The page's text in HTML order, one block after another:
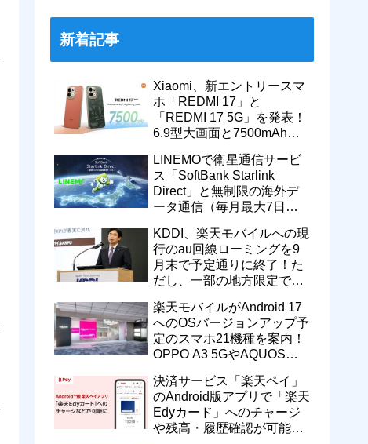
新着記事
Xiaomi、新エントリースマ
ホ「REDMI 17」と
「REDMI 17 5G」を発表！
6.9型大画面と7500mAhバ
でも発売予定
LINEMOで衛星通信サービ
ス「SoftBank Starlink
Direct」と無制限の海外デ
ータ通信（毎月最大7日
から利用可能
KDDI、楽天モバイルへの現
行のau回線ローミングを9
月末で予定通りに終了！た
だし、一部の地方限定では
維持に協力へ
楽天モバイルがAndroid 17
へのOSバージョンアップ予
定のスマホ21機種を案内！
OPPO A3 5GやAQUOS
対象
決済サービス「楽天ペイ」
のAndroid版アプリで「楽天
Edyカード」へのチャージ
や残高・履歴確認が可能